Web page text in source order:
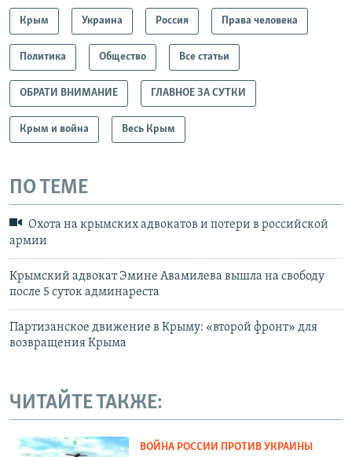
Крым Украина Россия Права человека
Политика Общество Все статьи
ОБРАТИ ВНИМАНИЕ ГЛАВНОЕ ЗА СУТКИ
Крым и война Весь Крым
ПО ТЕМЕ
Охота на крымских адвокатов и потери в российской
армии
Крымский адвокат Эмине Авамилева вышла на свободу
после 5 суток админареста
Партизанское движение в Крыму: «второй фронт» для
возвращения Крыма
ЧИТАЙТЕ ТАКЖЕ:
ВОЙНА РОССИИ ПРОТИВ УКРАИНЫ